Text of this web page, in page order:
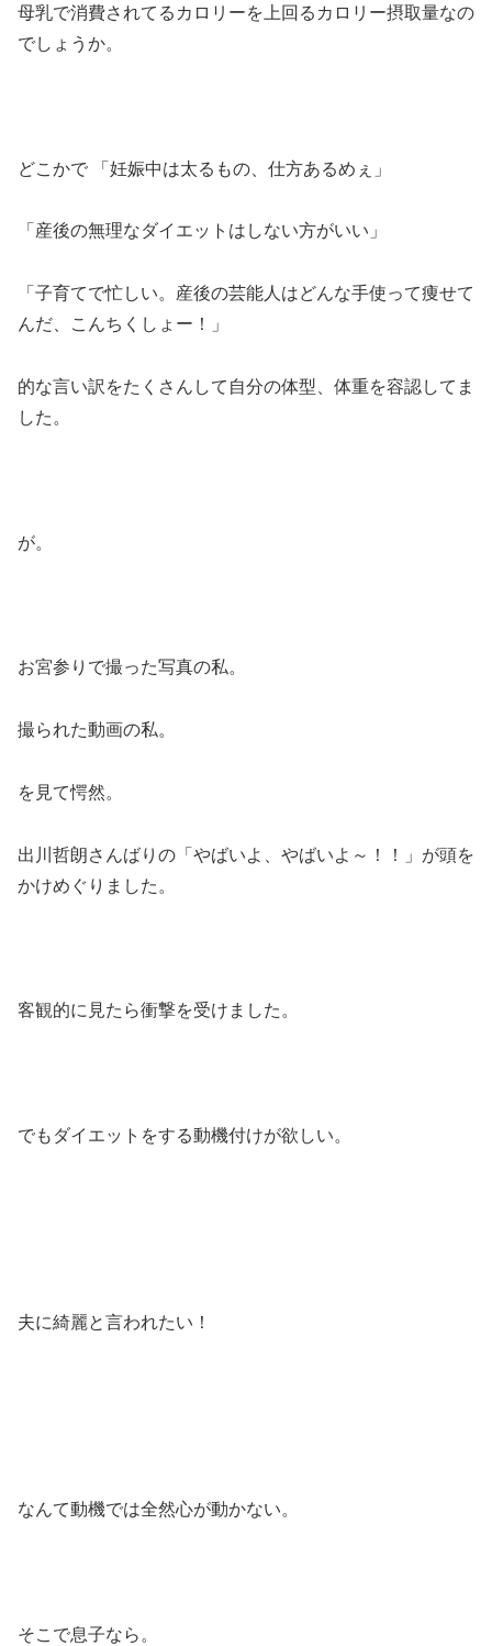
母乳で消費されてるカロリーを上回るカロリー摂取量なの
でしょうか。
どこかで 「妊娠中は太るもの、仕方あるめぇ」
「産後の無理なダイエットはしない方がいい」
「子育てで忙しい。産後の芸能人はどんな手使って痩せて
んだ、こんちくしょー！」
的な言い訳をたくさんして自分の体型、体重を容認してま
した。
が。
お宮参りで撮った写真の私。
撮られた動画の私。
を見て愕然。
出川哲朗さんばりの「やばいよ、やばいよ～！！」が頭を
かけめぐりました。
客観的に見たら衝撃を受けました。
でもダイエットをする動機付けが欲しい。
夫に綺麗と言われたい！
なんて動機では全然心が動かない。
そこで息子なら。